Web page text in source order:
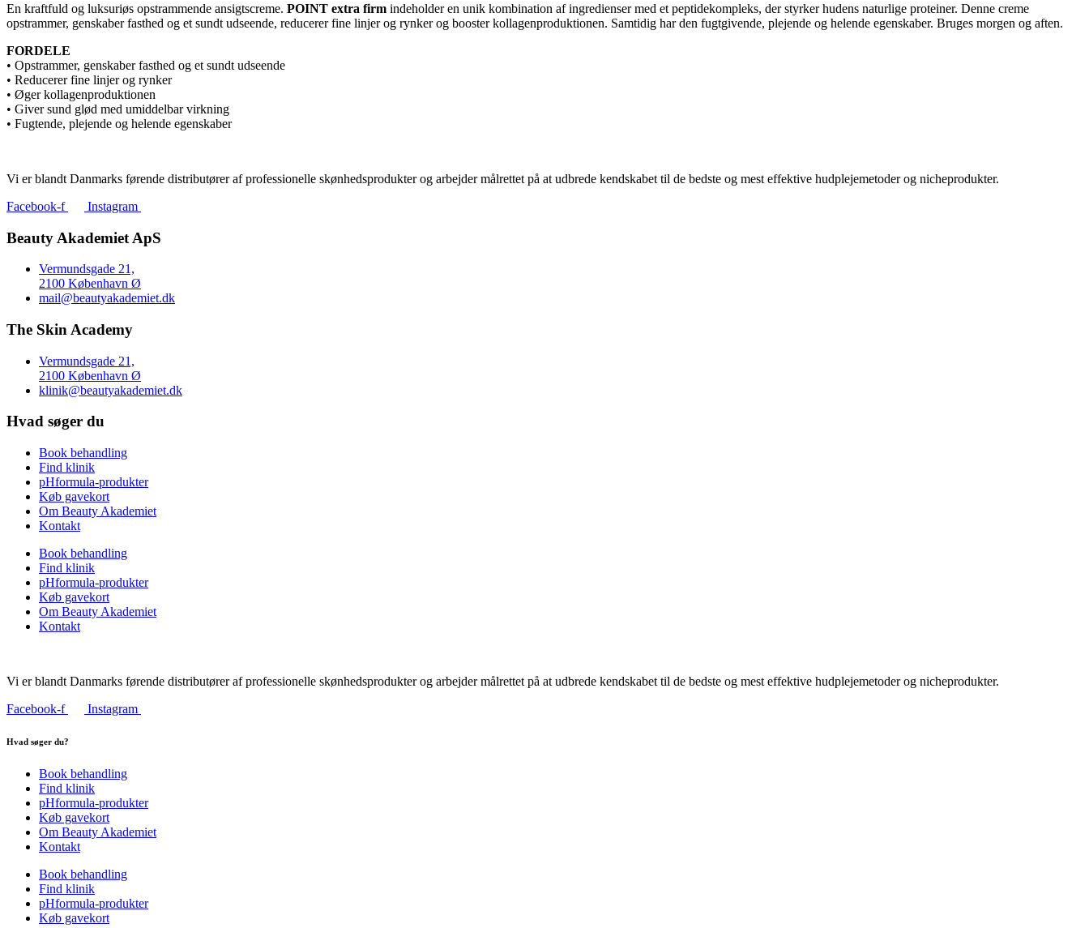
En kraftfuld og luksuriøs opstrammende ansigtscreme. POINT extra firm indeholder en unik kombination af ingredienser med et peptidekompleks, der styrker hudens naturlige proteiner. Denne creme
opstrammer, genskaber fasthed og et sundt udseende, reducerer fine linjer og rynker og booster kollagenproduktionen. Samtidig har den fugtgivende, plejende og helende egenskaber. Bruges morgen og aften.
FORDELE
• Opstrammer, genskaber fasthed og et sundt udseende
• Reducerer fine linjer og rynker
• Øger kollagenproduktionen
• Giver sund glød med umiddelbar virkning
• Fugtende, plejende og helende egenskaber
Vi er blandt Danmarks førende distributører af professionelle skønhedsprodukter og arbejder målrettet på at udbrede kendskabet til de bedste og mest effektive hudplejemetoder og nicheprodukter.
Facebook-f
Instagram
Beauty Akademiet ApS
Vermundsgade 21,
2100 København Ø
mail@beautyakademiet.dk
The Skin Academy
Vermundsgade 21,
2100 København Ø
klinik@beautyakademiet.dk
Hvad søger du
Book behandling
Find klinik
pHformula-produkter
Køb gavekort
Om Beauty Akademiet
Kontakt
Book behandling
Find klinik
pHformula-produkter
Køb gavekort
Om Beauty Akademiet
Kontakt
Vi er blandt Danmarks førende distributører af professionelle skønhedsprodukter og arbejder målrettet på at udbrede kendskabet til de bedste og mest effektive hudplejemetoder og nicheprodukter.
Facebook-f
Instagram
Hvad søger du?
Book behandling
Find klinik
pHformula-produkter
Køb gavekort
Om Beauty Akademiet
Kontakt
Book behandling
Find klinik
pHformula-produkter
Køb gavekort